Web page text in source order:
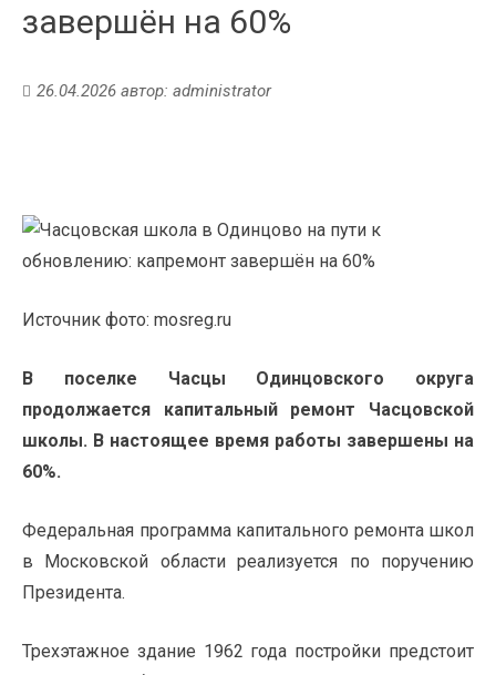
завершён на 60%
26.04.2026 автор: administrator
Источник фото: mosreg.ru
В поселке Часцы Одинцовского округа
продолжается капитальный ремонт Часцовской
школы. В настоящее время работы завершены на
60%.
Федеральная программа капитального ремонта школ
в Московской области реализуется по поручению
Президента.
Трехэтажное здание 1962 года постройки предстоит